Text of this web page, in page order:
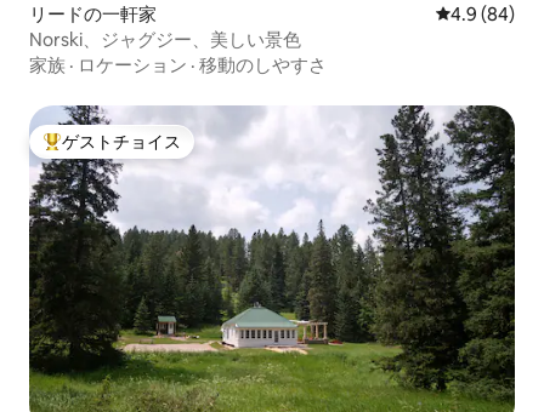
リードの一軒家 レビュー84
4.9 (84)
Norski、ジャグジー、美しい景色
家族 · ロケーション · 移動のしやすさ
大好評のゲストチョイスです。
ゲストチョイス